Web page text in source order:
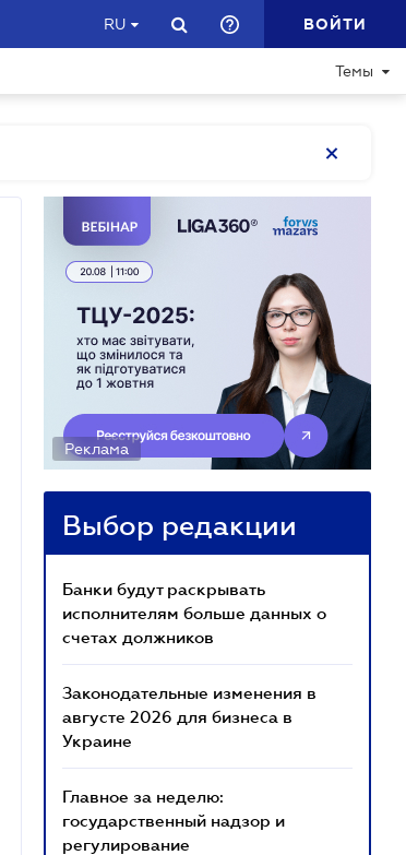
RU ВОЙТИ
Темы
Реклама
Выбор редакции
Банки будут раскрывать
исполнителям больше данных о
счетах должников
Законодательные изменения в
августе 2026 для бизнеса в
Украине
Главное за неделю:
государственный надзор и
регулирование